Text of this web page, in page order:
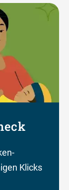
Klicks